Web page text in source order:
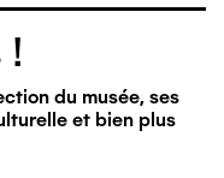
!
du musée, ses
et bien plus